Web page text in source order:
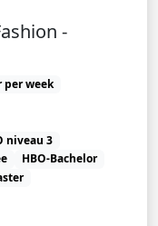
-
per week
niveau 3
HBO-Bachelor